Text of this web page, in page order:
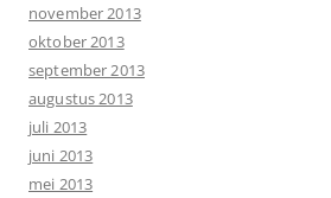
november 2013
oktober 2013
september 2013
augustus 2013
juli 2013
juni 2013
mei 2013